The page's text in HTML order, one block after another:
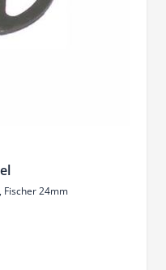
Fischer 24mm